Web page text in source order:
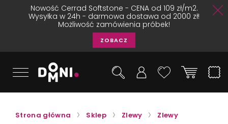
Nowość Cerrad Softstone - CENA od 109 zł/m2.
Wysyłka w 24h - darmowa dostawa od 2000 zł!
Możliwość zamówienia próbek!
ZOBACZ
Strona główna Sklep Zlewy
Zlewy